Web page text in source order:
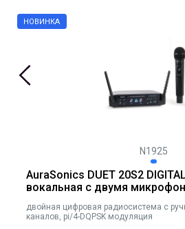
N1925
AuraSonics DUET 20S2
вокальная с двумя
двойная цифровая радиосистема с
каналов, pi/4-DQPSK модуляция